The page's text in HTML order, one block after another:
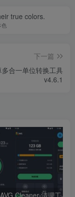
true colors.
色
下一篇
多合一单位转换工具
v4.6.1